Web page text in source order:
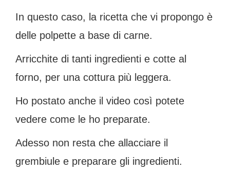
In questo caso, la ricetta che vi propongo è
delle polpette a base di carne.
Arricchite di tanti ingredienti e cotte al
forno, per una cottura più leggera.
Ho postato anche il video così potete
vedere come le ho preparate.
Adesso non resta che allacciare il
grembiule e preparare gli ingredienti.